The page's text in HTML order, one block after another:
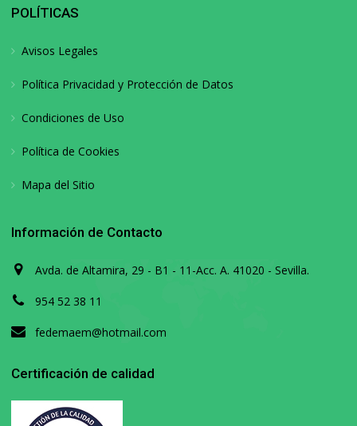
POLÍTICAS
Avisos Legales
Política Privacidad y Protección de Datos
Condiciones de Uso
Política de Cookies
Mapa del Sitio
Información de Contacto
Avda. de Altamira, 29 - B1 - 11-Acc. A. 41020 - Sevilla.
954 52 38 11
fedemaem@hotmail.com
Certificación de calidad